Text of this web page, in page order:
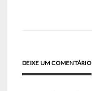
DEIXE UM COMENTÁRIO